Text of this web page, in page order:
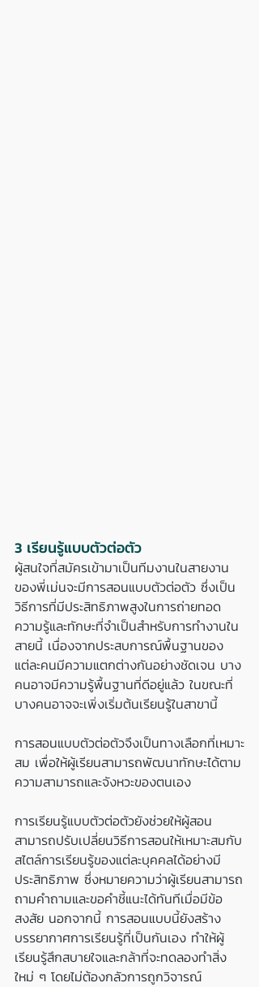
3 เรียนรู้แบบตัวต่อตัว
ผู้สนใจที่สมัครเข้ามาเป็นทีมงานในสายงาน
ของพี่เม่นจะมีการสอนแบบตัวต่อตัว ซึ่งเป็น
วิธีการที่มีประสิทธิภาพสูงในการถ่ายทอด
ความรู้และทักษะที่จำเป็นสำหรับการทำงานใน
สายนี้ เนื่องจากประสบการณ์พื้นฐานของ
แต่ละคนมีความแตกต่างกันอย่างชัดเจน บาง
คนอาจมีความรู้พื้นฐานที่ดีอยู่แล้ว ในขณะที่
บางคนอาจจะเพิ่งเริ่มต้นเรียนรู้ในสาขานี้
การสอนแบบตัวต่อตัวจึงเป็นทางเลือกที่เหมาะ
สม เพื่อให้ผู้เรียนสามารถพัฒนาทักษะได้ตาม
ความสามารถและจังหวะของตนเอง
การเรียนรู้แบบตัวต่อตัวยังช่วยให้ผู้สอน
สามารถปรับเปลี่ยนวิธีการสอนให้เหมาะสมกับ
สไตล์การเรียนรู้ของแต่ละบุคคลได้อย่างมี
ประสิทธิภาพ ซึ่งหมายความว่าผู้เรียนสามารถ
ถามคำถามและขอคำชี้แนะได้ทันทีเมื่อมีข้อ
สงสัย นอกจากนี้ การสอนแบบนี้ยังสร้าง
บรรยากาศการเรียนรู้ที่เป็นกันเอง ทำให้ผู้
เรียนรู้สึกสบายใจและกล้าที่จะทดลองทำสิ่ง
ใหม่ ๆ โดยไม่ต้องกลัวการถูกวิจารณ์